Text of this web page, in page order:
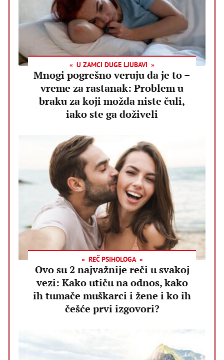
U ZAMCI DUGE LJUBAVI
Mnogi pogrešno veruju da je to –
vreme za rastanak: Problem u
braku za koji možda niste čuli,
iako ste ga doživeli
REČ PSIHOLOGA
Ovo su 2 najvažnije reči u svakoj
vezi: Kako utiču na odnos, kako
ih tumače muškarci i žene i ko ih
češće prvi izgovori?